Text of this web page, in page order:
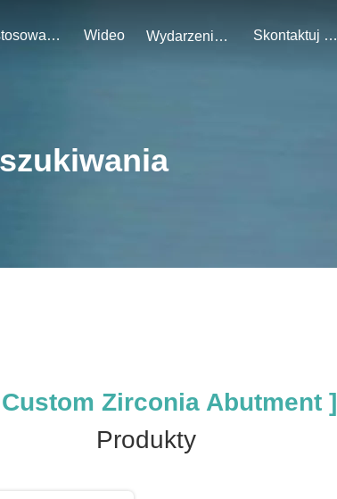
Zastosowanie Wideo Wydarzenia Skontaktuj Się Z Nami
Zirconia Abutment ]
Produkty